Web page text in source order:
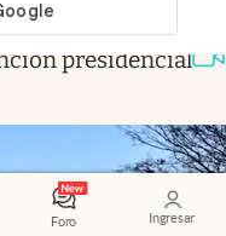
Foro Ingresar
con Abelardo
presidencial